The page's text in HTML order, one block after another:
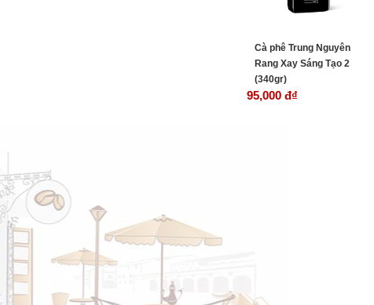
Cà phê Trung Nguyên
Rang Xay Sáng Tạo 2
(340gr)
95,000 đ₫